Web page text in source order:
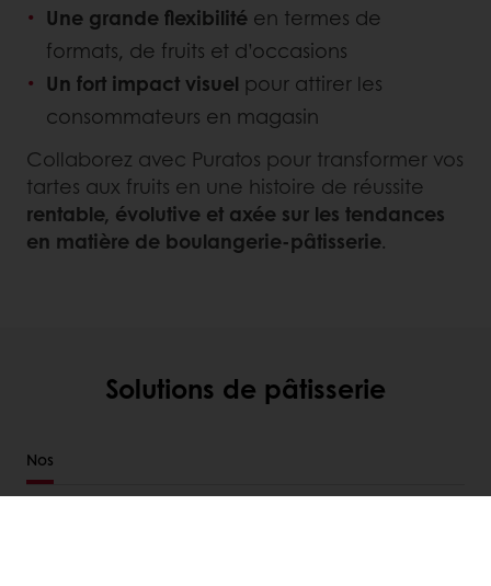
Une grande flexibilité en termes de
formats, de fruits et d’occasions
Un fort impact visuel pour attirer les
consommateurs en magasin
Collaborez avec Puratos pour transformer vos
tartes aux fruits en une histoire de réussite
rentable, évolutive et axée sur les tendances
en matière de boulangerie-pâtisserie.
Solutions de pâtisserie
Nos